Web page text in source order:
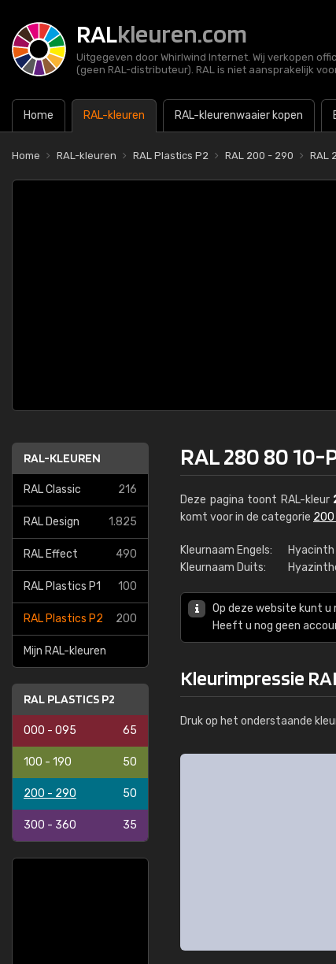
RALkleuren.com
Uitgegeven door Whirlwind Internet. Wij verkopen
(geen RAL-distributeur). RAL is niet aansprakelijk
Home RAL-kleuren RAL-kleurenwaaier kopen
Home RAL-kleuren RAL Plastics P2 RAL 200 - 290 RAL
RAL-KLEUREN
RAL Classic 216
RAL Design 1.825
RAL Effect 490
RAL Plastics P1 100
RAL Plastics P2 200
Mijn RAL-kleuren
RAL PLASTICS P2
000 - 095 65
100 - 190 50
200 - 290 50
300 - 360 35
RAL 280 80
Deze pagina toont RAL-kleur
komt voor in de categorie
Kleurnaam Engels:
Kleurnaam Duits:
Op deze website kunt
Heeft u nog geen
Kleurimpressie
Druk op het onderstaande